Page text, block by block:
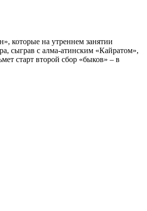
которые на утреннем занятии
сыграв с алма-атинским «Кайратом»,
старт второй сбор «быков» – в